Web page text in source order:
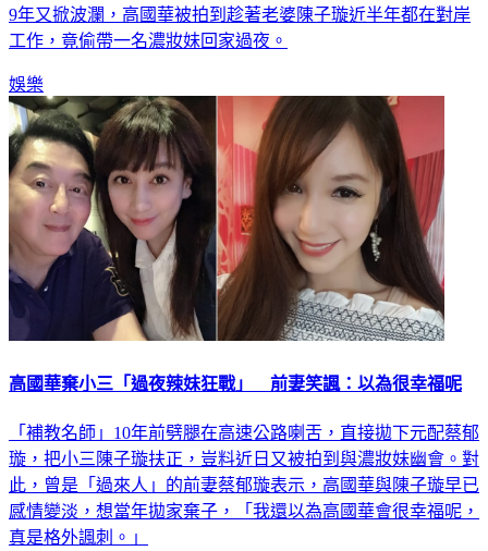
9年又掀波瀾，高國華被拍到趁著老婆陳子璇近半年都在對岸
工作，竟偷帶一名濃妝妹回家過夜。
娛樂
高國華棄小三「過夜辣妹狂戰」 前妻笑諷：以為很幸福呢
「補教名師」10年前劈腿在高速公路喇舌，直接拋下元配蔡郁
璇，把小三陳子璇扶正，豈料近日又被拍到與濃妝妹幽會。對
此，曾是「過來人」的前妻蔡郁璇表示，高國華與陳子璇早已
感情變淡，想當年拋家棄子，「我還以為高國華會很幸福呢，
真是格外諷刺。」